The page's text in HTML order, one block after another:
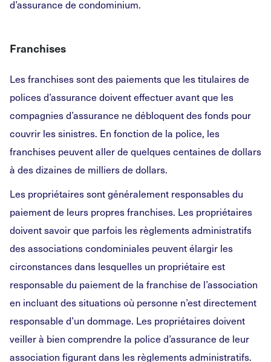
d’assurance de condominium.
Franchises
Les franchises sont des paiements que les titulaires de
polices d’assurance doivent effectuer avant que les
compagnies d’assurance ne débloquent des fonds pour
couvrir les sinistres. En fonction de la police, les
franchises peuvent aller de quelques centaines de dollars
à des dizaines de milliers de dollars.
Les propriétaires sont généralement responsables du
paiement de leurs propres franchises. Les propriétaires
doivent savoir que parfois les règlements administratifs
des associations condominiales peuvent élargir les
circonstances dans lesquelles un propriétaire est
responsable du paiement de la franchise de l’association
en incluant des situations où personne n’est directement
responsable d’un dommage. Les propriétaires doivent
veiller à bien comprendre la police d’assurance de leur
association figurant dans les règlements administratifs.